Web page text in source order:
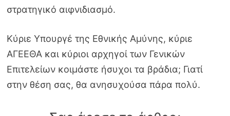
στρατηγικό αιφνιδιασμό.
Κύριε Υπουργέ της Εθνικής Αμύνης, κύριε
ΑΓΕΕΘΑ και κύριοι αρχηγοί των Γενικών
Επιτελείων κοιμάστε ήσυχοι τα βράδια; Γιατί
στην θέση σας, θα ανησυχούσα πάρα πολύ.